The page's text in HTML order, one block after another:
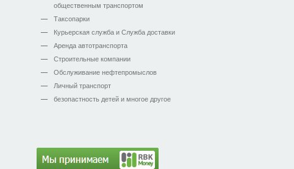
общественным транспортом
Таксопарки
Курьерская служба и Служба доставки
Аренда автотранспорта
Строительные компании
Обслуживание нефтепромыслов
Личный транспорт
безопастность детей и многое другое